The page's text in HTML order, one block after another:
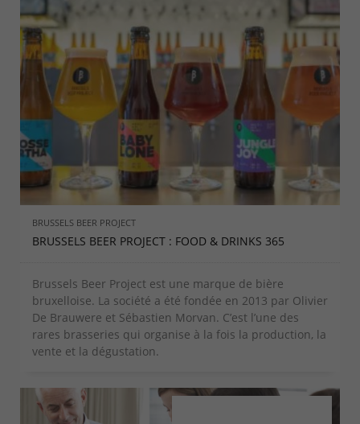
BRUSSELS BEER PROJECT
BRUSSELS BEER PROJECT : FOOD & DRINKS 365
Brussels Beer Project est une marque de bière
bruxelloise. La société a été fondée en 2013 par Olivier
De Brauwere et Sébastien Morvan. C’est l’une des
rares brasseries qui organise à la fois la production, la
vente et la dégustation.